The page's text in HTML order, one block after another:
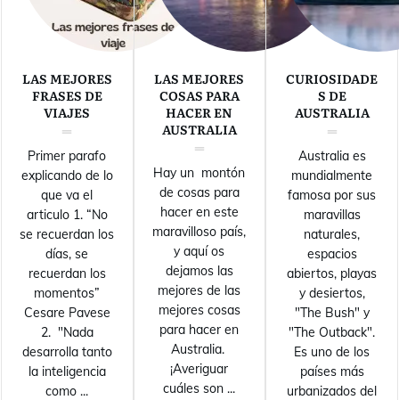
LAS MEJORES
FRASES DE
VIAJES
Primer parafo
explicando de lo
que va el
articulo 1. “No
se recuerdan los
días, se
recuerdan los
momentos”
Cesare Pavese
2. "Nada
desarrolla tanto
la inteligencia
como ...
LAS MEJORES
COSAS PARA
HACER EN
AUSTRALIA
Hay un montón
de cosas para
hacer en este
maravilloso país,
y aquí os
dejamos las
mejores de las
mejores cosas
para hacer en
Australia.
¡Averiguar
cuáles son ...
CURIOSIDADE
S DE
AUSTRALIA
Australia es
mundialmente
famosa por sus
maravillas
naturales,
espacios
abiertos, playas
y desiertos,
"The Bush" y
"The Outback".
Es uno de los
países más
urbanizados del